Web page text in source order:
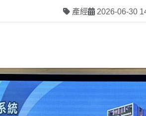
產經 2026-06-30